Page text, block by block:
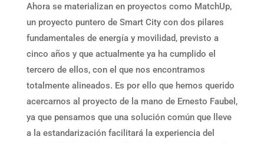
Ahora se materializan en proyectos como MatchUp,
un proyecto puntero de Smart City con dos pilares
fundamentales de energía y movilidad, previsto a
cinco años y que actualmente ya ha cumplido el
tercero de ellos, con el que nos encontramos
totalmente alineados. Es por ello que hemos querido
acercarnos al proyecto de la mano de Ernesto Faubel,
ya que pensamos que una solución común que lleve
a la estandarización facilitará la experiencia del